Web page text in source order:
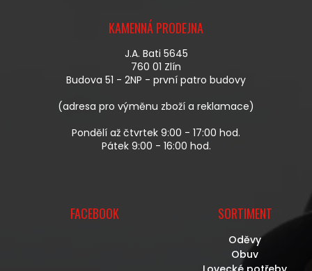
KAMENNÁ PRODEJNA
J.A. Bati 5645
760 01 Zlín
Budova 51 - 2NP - první patro budovy
(adresa pro výměnu zboží a reklamace)
Pondělí až čtvrtek 9:00 - 17:00 hod.
Pátek 9:00 - 16:00 hod.
FACEBOOK SORTIMENT
Oděvy
Obuv